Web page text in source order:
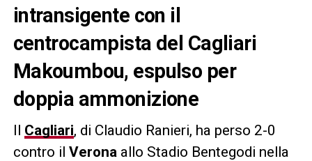
intransigente con il
centrocampista del Cagliari
Makoumbou, espulso per
doppia ammonizione
Il Cagliari, di Claudio Ranieri, ha perso 2-0
contro il Verona allo Stadio Bentegodi nella